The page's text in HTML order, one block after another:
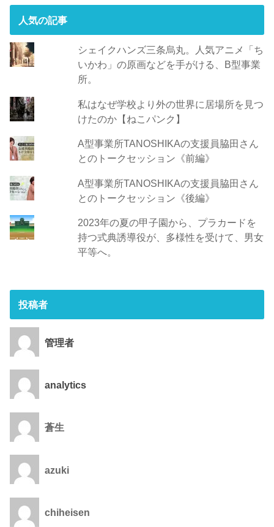
人気の記事
シェイクハンズ三条烏丸。人気アニメ「ち
いかわ」の原画などを手がける、B型事業
所。
私はなぜ学校より外の世界に居場所を見つ
けたのか【ねこパンク】
A型事業所TANOSHIKAの支援員脇田さん
とのトークセッション《前編》
A型事業所TANOSHIKAの支援員脇田さん
とのトークセッション《後編》
2023年の夏の甲子園から、プラカードを
持つ式典誘導役が、多様性を受けて、男女
平等へ。
投稿者
管理者
analytics
蒼生
azuki
chiheisen